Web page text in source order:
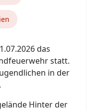
das
statt.
in der
Hinter der